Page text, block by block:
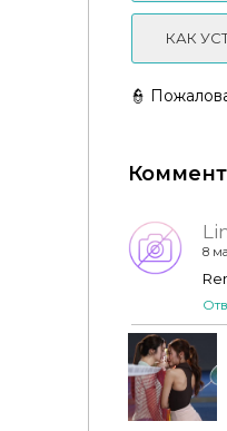
cosimetic -
КАК
👮
8